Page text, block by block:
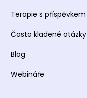
Terapie s
Často kladené
Blog
Webináře